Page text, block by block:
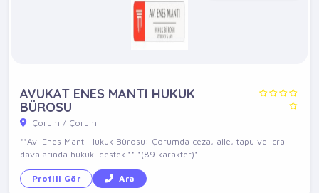
AVUKAT ENES MANTI HUKUK
BÜROSU
Çorum / Çorum
**Av. Enes Mantı Hukuk Bürosu: Çorumda ceza, aile, tapu ve icra
davalarında hukuki destek.** *(89 karakter)*
Profili Gör Ara